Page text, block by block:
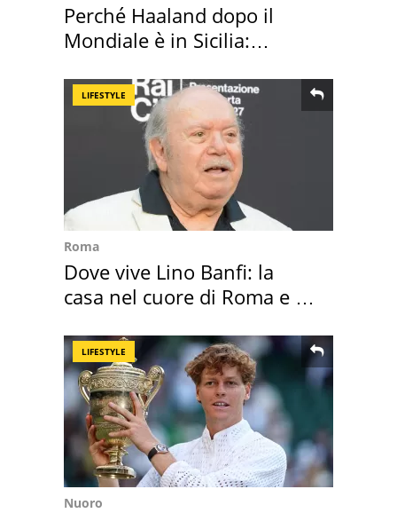
Perché Haaland dopo il
Mondiale è in Sicilia:
LIFESTYLE
Roma
Dove vive Lino Banfi: la
casa nel cuore di Roma e i
LIFESTYLE
Nuoro